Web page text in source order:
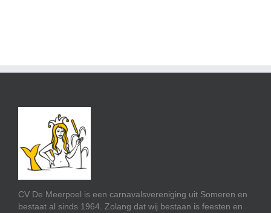
CV De Meerpoel is een carnavalsvereniging uit Someren en
bestaat al sinds 1964. Zolang dat wij bestaan is feesten en